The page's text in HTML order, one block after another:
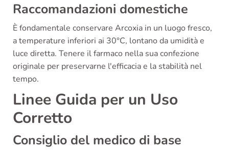
Raccomandazioni domestiche
È fondamentale conservare Arcoxia in un luogo fresco,
a temperature inferiori ai 30°C, lontano da umidità e
luce diretta. Tenere il farmaco nella sua confezione
originale per preservarne l'efficacia e la stabilità nel
tempo.
Linee Guida per un Uso
Corretto
Consiglio del medico di base